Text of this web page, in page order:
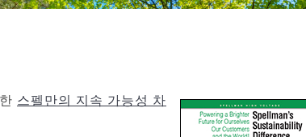
스펠만의 지속 가능성 차